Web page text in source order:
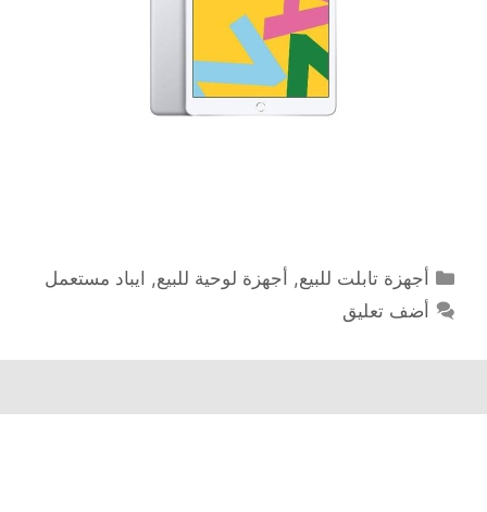
التصنيفات
أجهزة تابلت للبيع, أجهزة لوحية للبيع, ايباد مستعمل
أضف تعليق